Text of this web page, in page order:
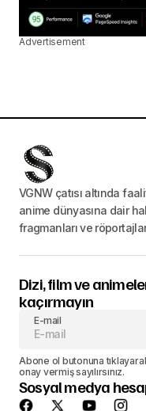
Advertisement
VGNW çatısı altında
anime dünyasına dair
fragmanları ve
Dizi, film ve
kaçırmayın
E-mail
Abone ol butonuna
onay vermiş sayılırsınız.
Sosyal medya